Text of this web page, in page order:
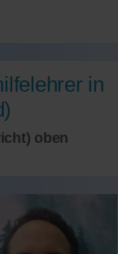
in
oben